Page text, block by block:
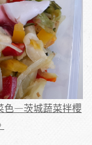
色—茨城蔬菜拌櫻